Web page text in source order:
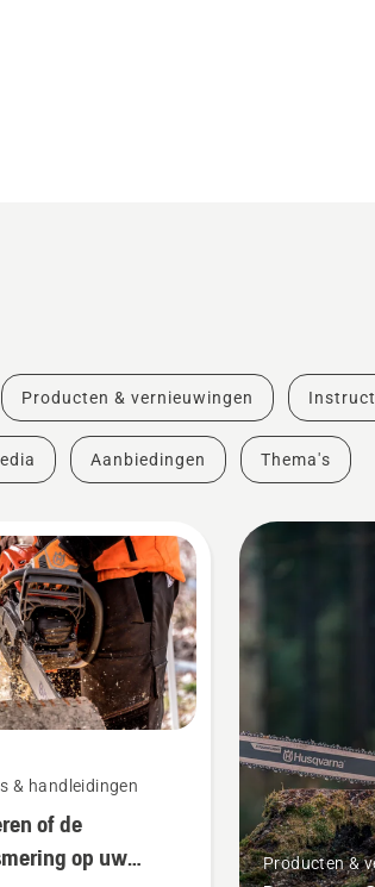
Producten & vernieuwingen
Aanbiedingen Thema's
& handleidingen
of de
op uw
Producten &